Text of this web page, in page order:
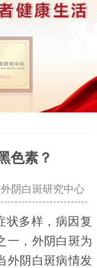
色素？
阴白斑研究中心
多样，病因复
一，外阴白斑为
外阴白斑病情发